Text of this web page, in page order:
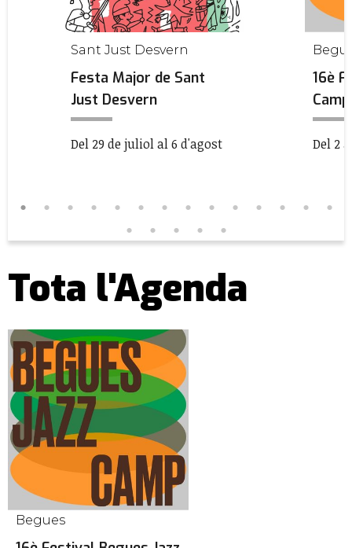
Sant Just Desvern
Festa Major de Sant
Just Desvern
Del 29 de juliol al 6 d'agost
16è
Camp
Del 2
Tota l'Agenda
Begues